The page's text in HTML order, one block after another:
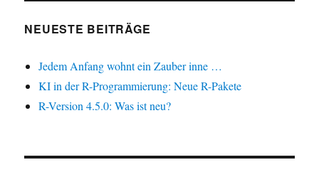
NEUESTE BEITRÄGE
Jedem Anfang wohnt ein Zauber inne …
KI in der R-Programmierung: Neue R-Pakete
R-Version 4.5.0: Was ist neu?